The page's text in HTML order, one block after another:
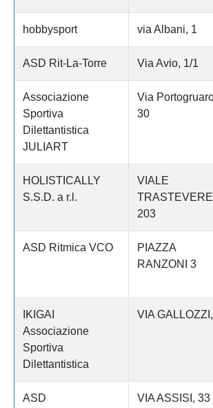
hobbysport via Albani, 1
ASD Rit-La-Torre Via Avio, 1/1
Associazione
Sportiva
Dilettantistica
JULIART
Via
30
HOLISTICALLY
S.S.D. a r.l.
VIALE
203
ASD Ritmica VCO
PIAZZA
RANZONI 3
IKIGAI
Associazione
Sportiva
Dilettantistica
VIA
ASD
VIA ASSISI, 33